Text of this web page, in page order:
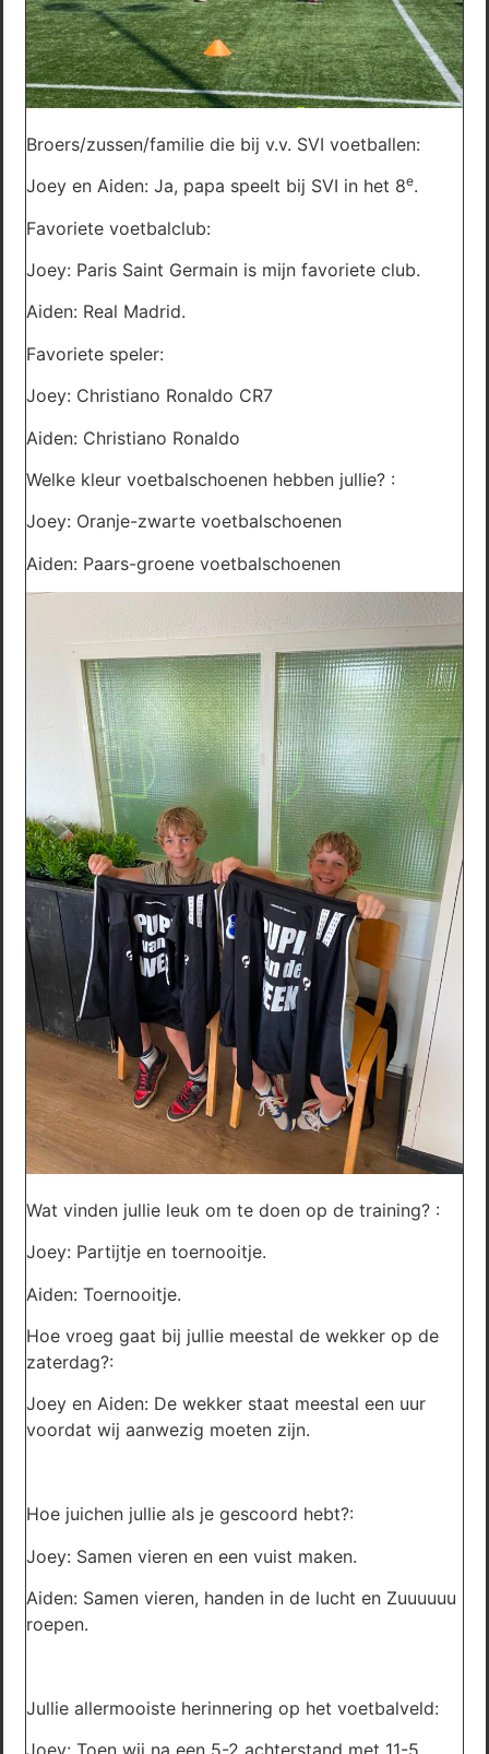
Broers/zussen/familie die bij v.v. SVI voetballen:
Joey en Aiden: Ja, papa speelt bij SVI in het 8e.
Favoriete voetbalclub:
Joey: Paris Saint Germain is mijn favoriete club.
Aiden: Real Madrid.
Favoriete speler:
Joey: Christiano Ronaldo CR7
Aiden: Christiano Ronaldo
Welke kleur voetbalschoenen hebben jullie? :
Joey: Oranje-zwarte voetbalschoenen
Aiden: Paars-groene voetbalschoenen
Wat vinden jullie leuk om te doen op de training? :
Joey: Partijtje en toernooitje.
Aiden: Toernooitje.
Hoe vroeg gaat bij jullie meestal de wekker op de
zaterdag?:
Joey en Aiden: De wekker staat meestal een uur
voordat wij aanwezig moeten zijn.
Hoe juichen jullie als je gescoord hebt?:
Joey: Samen vieren en een vuist maken.
Aiden: Samen vieren, handen in de lucht en Zuuuuuu
roepen.
Jullie allermooiste herinnering op het voetbalveld: